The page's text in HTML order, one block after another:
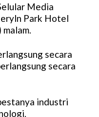
Media
Park Hotel
secara
secara
industri